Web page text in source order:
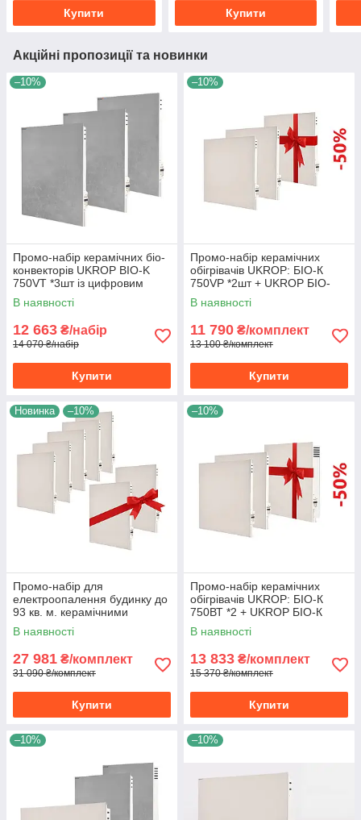
Купити Купити
Акційні пропозиції та новинки
–10%
Промо-набір керамічних біо-
конвекторів UKROP BIO-K
750VT *3шт із цифровим
терморегулятором
В наявності
12 663 ₴/набір
14 070 ₴/набір
Купити
–10%
Промо-набір керамічних
обігрівачів UKROP: БІО-К
750VP *2шт + UKROP БІО-
К475V
В наявності
11 790 ₴/комплект
13 100 ₴/комплект
Купити
Новинка –10%
Промо-набір для
електроопалення будинку до
93 кв. м. керамічними
обігрівачами UKROP
потужністю 4.7 кВт
В наявності
27 981 ₴/комплект
31 090 ₴/комплект
Купити
–10%
Промо-набір керамічних
обігрівачів UKROP: БІО-К
750ВТ *2 + UKROP БІО-К
1400ВТ
В наявності
13 833 ₴/комплект
15 370 ₴/комплект
Купити
–10% –10%